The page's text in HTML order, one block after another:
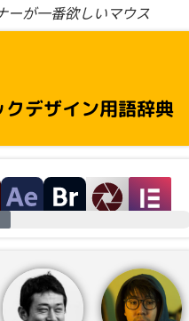
ーが一番欲しいマウス
クデザイン用語辞典